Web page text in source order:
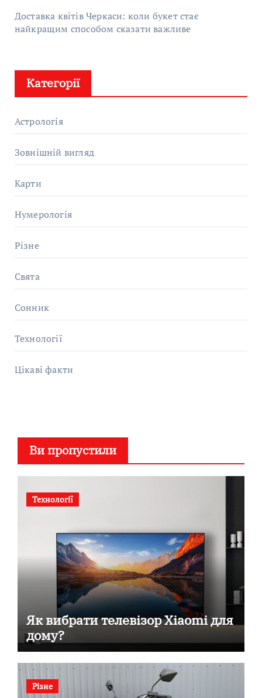
Доставка квітів Черкаси: коли букет стає
найкращим способом сказати важливе
Категорії
Астрологія
Зовнішній вигляд
Карти
Нумерологія
Різне
Свята
Сонник
Технології
Цікаві факти
Ви пропустили
Технології
Як вибрати телевізор Xiaomi для
дому?
Різне